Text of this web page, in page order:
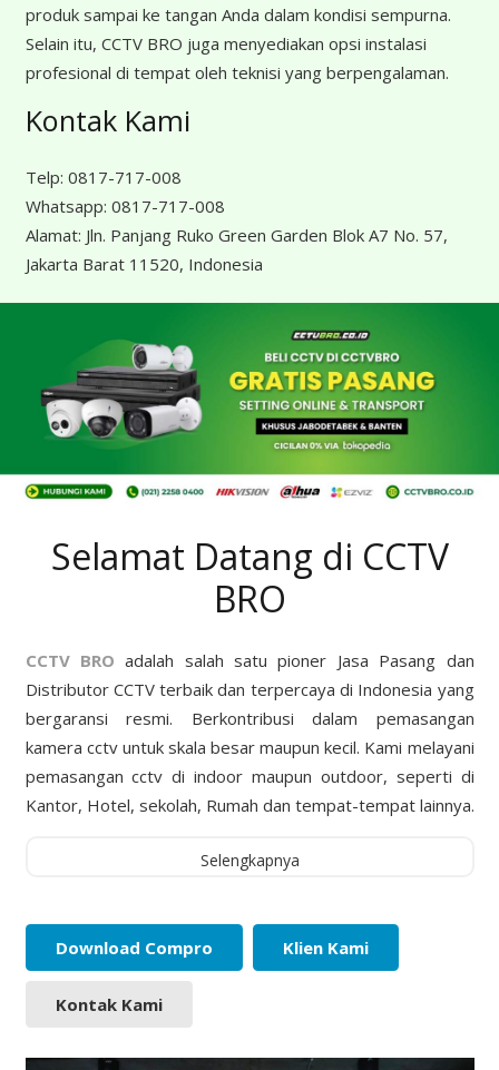
produk sampai ke tangan Anda dalam kondisi sempurna.
Selain itu, CCTV BRO juga menyediakan opsi instalasi
profesional di tempat oleh teknisi yang berpengalaman.
Kontak Kami
Telp: 0817-717-008
Whatsapp: 0817-717-008
Alamat: Jln. Panjang Ruko Green Garden Blok A7 No. 57,
Jakarta Barat 11520, Indonesia
Selamat Datang di CCTV
BRO
CCTV BRO adalah salah satu pioner Jasa Pasang dan
Distributor CCTV terbaik dan terpercaya di Indonesia yang
bergaransi resmi. Berkontribusi dalam pemasangan
kamera cctv untuk skala besar maupun kecil. Kami melayani
pemasangan cctv di indoor maupun outdoor, seperti di
Kantor, Hotel, sekolah, Rumah dan tempat-tempat lainnya.
Selengkapnya
Download Compro Klien Kami
Kontak Kami